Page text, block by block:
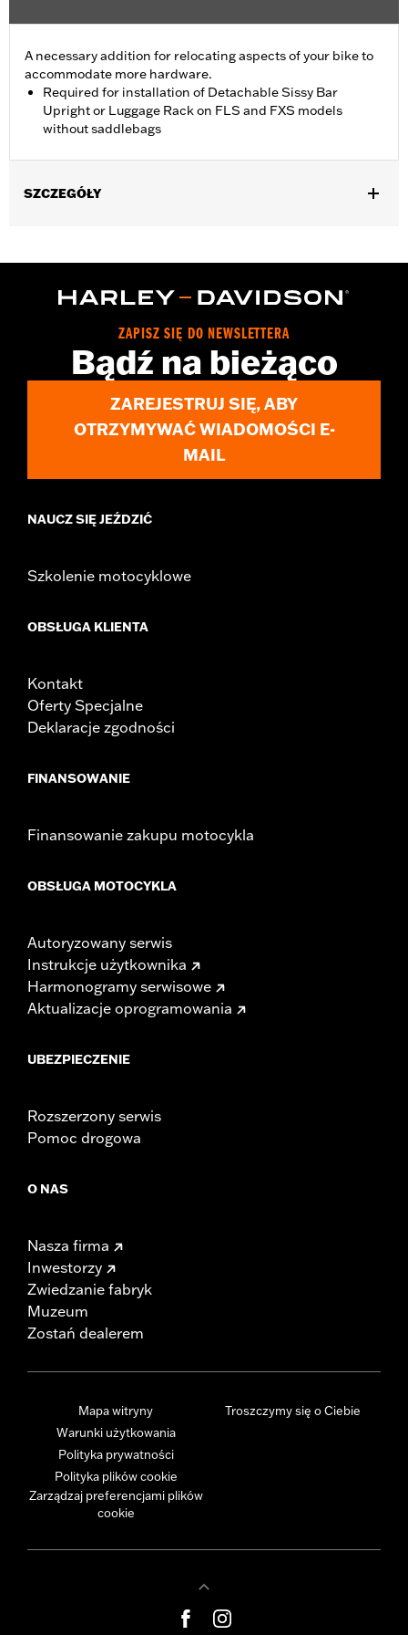
A necessary addition for relocating aspects of your bike to
accommodate more hardware.
Required for installation of Detachable Sissy Bar
Upright or Luggage Rack on FLS and FXS models
without saddlebags
SZCZEGÓŁY
Installation Instructions
Each
All necessary hardware for relocating turn signals
WARRANTY:1 year limited warranty – Go towww.h-
for full details
ZAPISZ SIĘ DO NEWSLETTERA
Bądź na bieżąco
ZAREJESTRUJ SIĘ, ABY
OTRZYMYWAĆ WIADOMOŚCI E-
MAIL
NAUCZ SIĘ JEŹDZIĆ
Szkolenie motocyklowe
OBSŁUGA KLIENTA
Kontakt
Oferty Specjalne
Deklaracje zgodności
FINANSOWANIE
Finansowanie zakupu motocykla
OBSŁUGA MOTOCYKLA
Autoryzowany serwis
Instrukcje użytkownika
Harmonogramy serwisowe
Aktualizacje oprogramowania
UBEZPIECZENIE
Rozszerzony serwis
Pomoc drogowa
O NAS
Nasza firma
Inwestorzy
Zwiedzanie fabryk
Muzeum
Zostań dealerem
Mapa witryny
Warunki użytkowania
Polityka prywatności
Polityka plików cookie
Zarządzaj preferencjami plików
cookie
Troszczymy się o Ciebie